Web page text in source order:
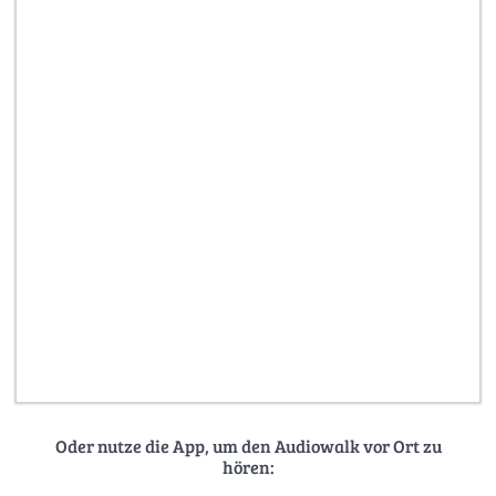
Oder nutze die App, um den Audiowalk vor Ort zu
hören: